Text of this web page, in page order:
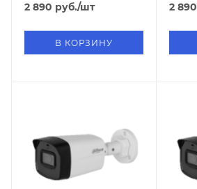
2 890 руб./шт
В КОРЗИНУ
2 890